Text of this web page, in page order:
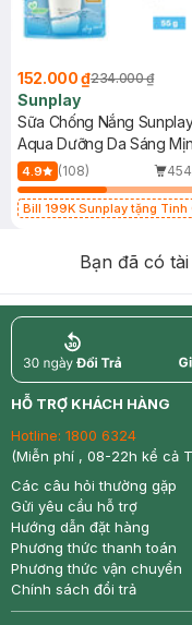
152.000 ₫234.000 ₫
Sunplay
Sữa Chống Nắng
Aqua Dưỡng Da Sáng
4.9 (108)
Bill 199K Sunplay tặng Tinh
Bạn đã có
return
HỖ TRỢ KHÁCH HÀNG
Hotline: 1800 6324
(Miễn phí , 08-22h kể cả
Các câu hỏi thường gặp
Gửi yêu cầu hỗ trợ
Hướng dẫn đặt hàng
Phương thức thanh toán
Phương thức vận chuyển
Chính sách đổi trả